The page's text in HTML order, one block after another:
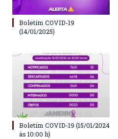
Boletim COVID-19
(14/01/2025)
Boletim COVID-19 (15/01/2024
às 10:00 h)